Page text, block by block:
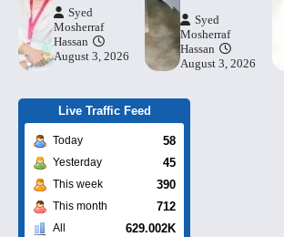
Syed
Mosherraf
Hassan
August 3, 2026
Syed
Mosherraf
Hassan
August 3, 2026
Live Traffic Feed
Today 58
Yesterday 45
This week 390
This month 712
All 629.002K